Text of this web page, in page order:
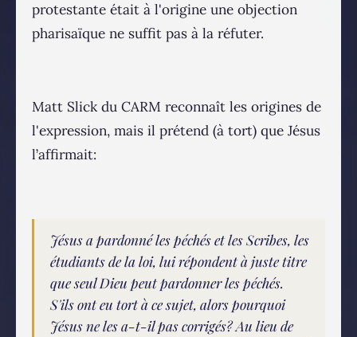
protestante était à l'origine une objection
pharisaïque ne suffit pas à la réfuter.
Matt Slick du CARM reconnaît les origines de
l'expression, mais il prétend (à tort) que Jésus
l’affirmait:
Jésus a pardonné les péchés et les Scribes, les
étudiants de la loi, lui répondent à juste titre
que seul Dieu peut pardonner les péchés.
S'ils ont eu tort à ce sujet, alors pourquoi
Jésus ne les a-t-il pas corrigés? Au lieu de